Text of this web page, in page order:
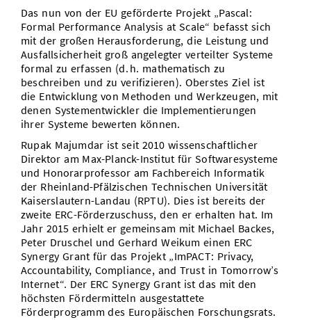
Das nun von der EU geförderte Projekt „Pascal:
Formal Performance Analysis at Scale“ befasst sich
mit der großen Herausforderung, die Leistung und
Ausfallsicherheit groß angelegter verteilter Systeme
formal zu erfassen (d. h. mathematisch zu
beschreiben und zu verifizieren). Oberstes Ziel ist
die Entwicklung von Methoden und Werkzeugen, mit
denen Systementwickler die Implementierungen
ihrer Systeme bewerten können.
Rupak Majumdar ist seit 2010 wissenschaftlicher
Direktor am Max-Planck-Institut für Softwaresysteme
und Honorarprofessor am Fachbereich Informatik
der Rheinland-Pfälzischen Technischen Universität
Kaiserslautern-Landau (RPTU). Dies ist bereits der
zweite ERC-Förderzuschuss, den er erhalten hat. Im
Jahr 2015 erhielt er gemeinsam mit Michael Backes,
Peter Druschel und Gerhard Weikum einen ERC
Synergy Grant für das Projekt „ImPACT: Privacy,
Accountability, Compliance, and Trust in Tomorrow’s
Internet“. Der ERC Synergy Grant ist das mit den
höchsten Fördermitteln ausgestattete
Förderprogramm des Europäischen Forschungsrats.